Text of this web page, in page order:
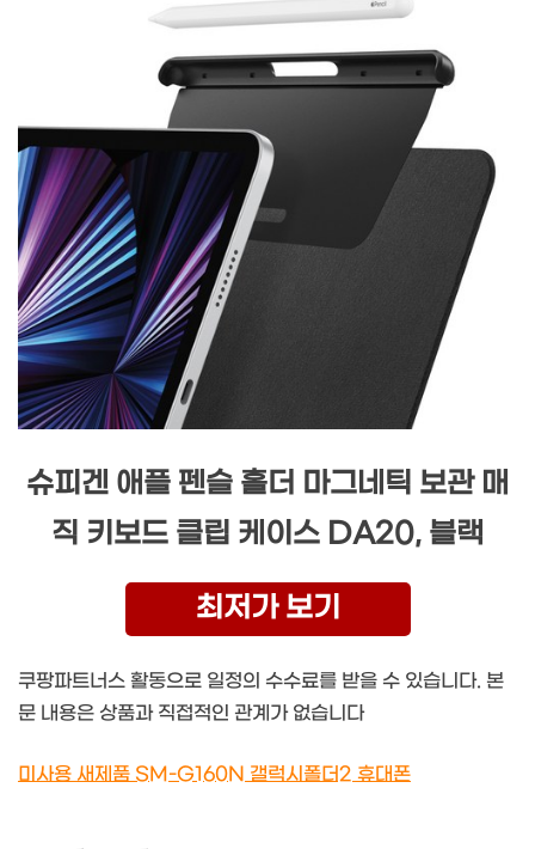
슈피겐 애플 펜슬 홀더 마그네틱 보관 매
직 키보드 클립 케이스 DA20, 블랙
최저가 보기
쿠팡파트너스 활동으로 일정의 수수료를 받을 수 있습니다. 본
문 내용은 상품과 직접적인 관계가 없습니다
미사용 새제품 SM-G160N 갤럭시폴더2 휴대폰